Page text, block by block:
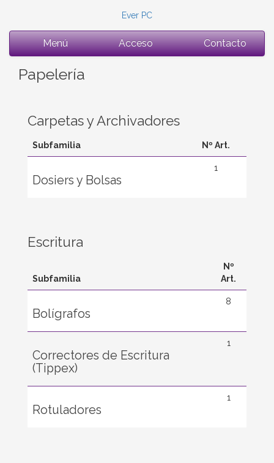
Ever PC
Menú Acceso Contacto
Papelería
Carpetas y Archivadores
Subfamilia Nº Art.
Dosiers y Bolsas
1
Escritura
Subfamilia
Nº
Art.
Bolígrafos
8
Correctores de Escritura
(Tippex)
1
Rotuladores
1